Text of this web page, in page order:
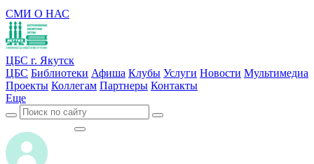
СМИ О НАС
ЦБС г. Якутск
ЦБС Библиотеки Афиша Клубы Услуги Новости Мультимедиа
Проекты Коллегам Партнеры Контакты
Еще